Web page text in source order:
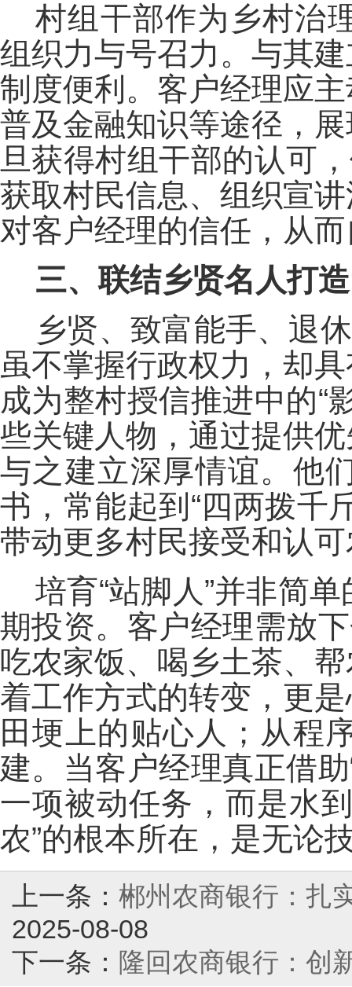
村组干部作为乡村治
组织力与号召力。与其
制度便利。客户经理应
普及金融知识等途径，
旦获得村组干部的认可
获取村民信息、组织宣
对客户经理的信任，从
三、联结乡贤名人打
乡贤、致富能手、退
虽不掌握行政权力，却
成为整村授信推进中的“
些关键人物，通过提供
与之建立深厚情谊。他
书，常能起到“四两拨千
带动更多村民接受和认
培育“站脚人”并非简
期投资。客户经理需放
吃农家饭、喝乡土茶、
着工作方式的转变，更
田埂上的贴心人；从程
建。当客户经理真正借
一项被动任务，而是水
农”的根本所在，是无论
上一条： 郴州农商银行：扎
2025-08-08
下一条： 隆回农商银行：创